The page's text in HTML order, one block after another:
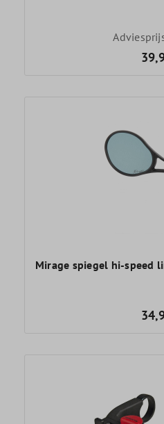
Mirage spiegel hi-speed